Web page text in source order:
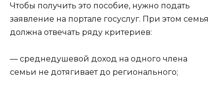
Чтобы получить это пособие, нужно подать
заявление на портале госуслуг. При этом семья
должна отвечать ряду критериев:
— среднедушевой доход на одного члена
семьи не дотягивает до регионального;